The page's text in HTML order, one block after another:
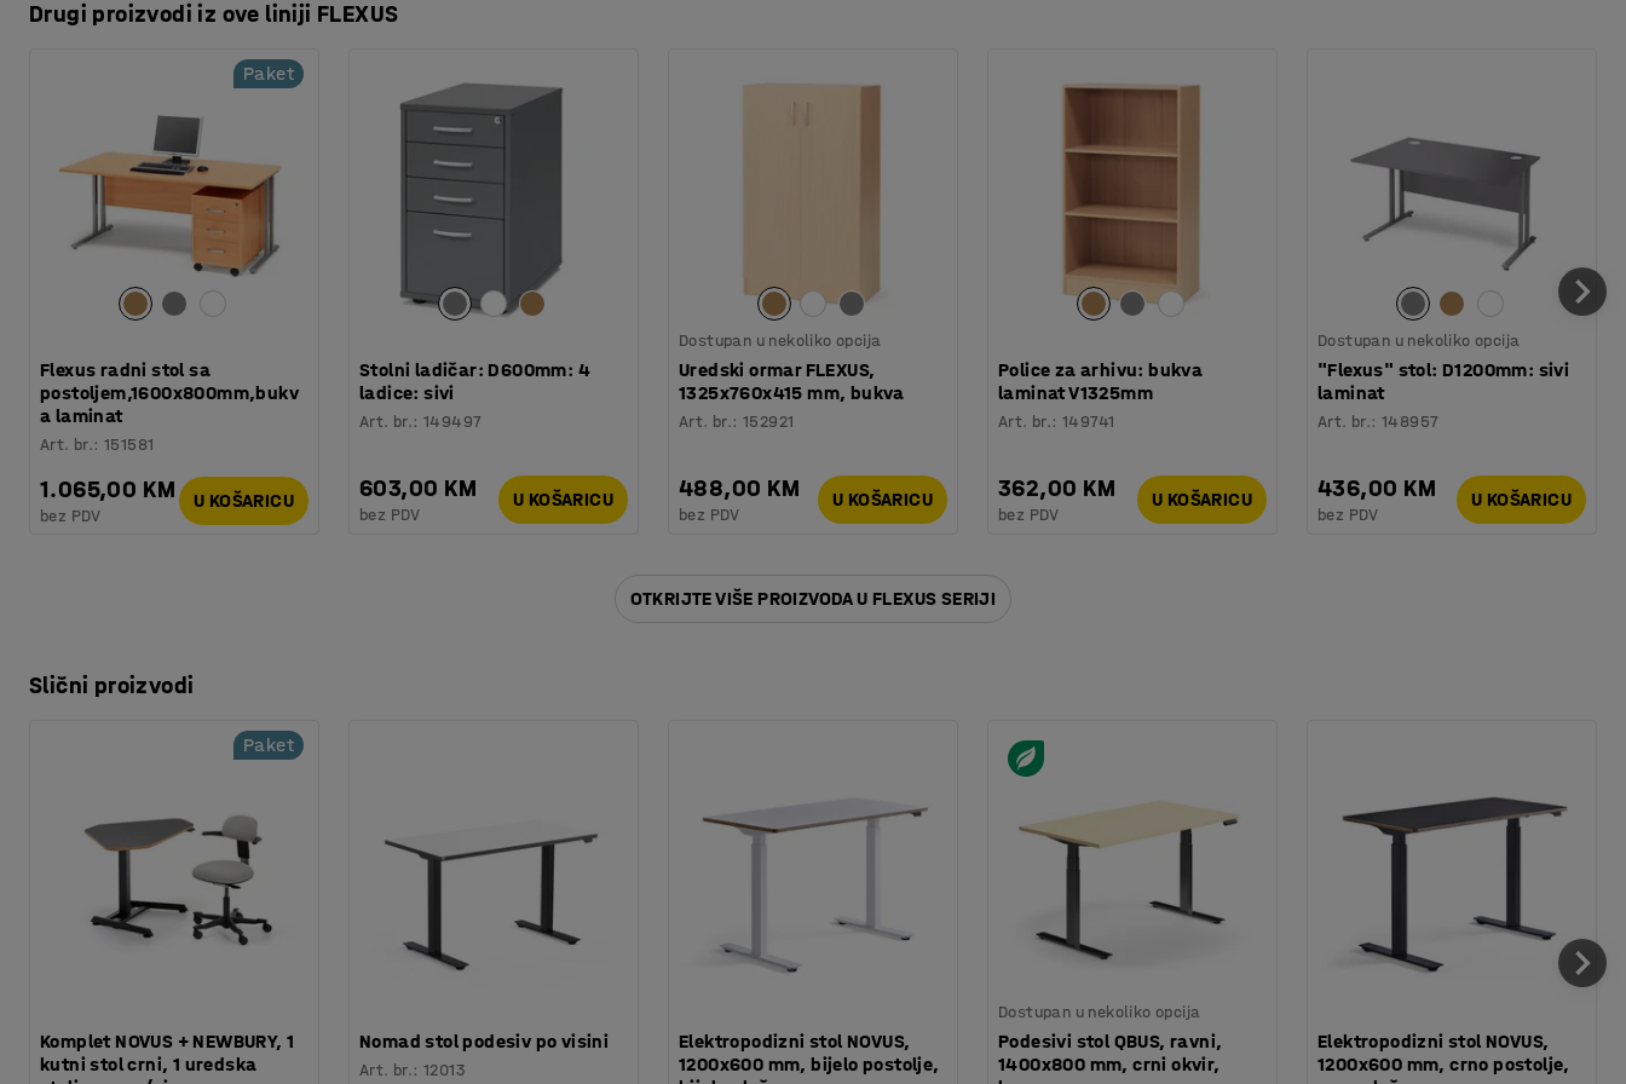
Drugi proizvodi iz ove liniji FLEXUS
Paket
Flexus radni stol sa
postoljem,1600x800mm,bukv
a laminat
Art. br.:151581
1.065,00 KM
bez PDV
U KOŠARICU
Stolni ladičar: D600mm: 4
ladice: sivi
Art. br.:149497
603,00 KM
bez PDV
U KOŠARICU
Dostupan u nekoliko opcija
Uredski ormar FLEXUS,
1325x760x415 mm, bukva
Art. br.:152921
488,00 KM
bez PDV
U KOŠARICU
Police za arhivu: bukva
laminat V1325mm
Art. br.:149741
362,00 KM
bez PDV
U KOŠARICU
Dostupan u nekoliko opcija
"Flexus" stol: D1200mm: sivi
laminat
Art. br.:148957
436,00 KM
bez PDV
U KOŠARICU
OTKRIJTE VIŠE PROIZVODA U FLEXUS SERIJI
Slični proizvodi
Paket
Komplet NOVUS + NEWBURY, 1
kutni stol crni, 1 uredska
Nomad stol podesiv po visini
Art. br.:12013
Elektropodizni stol NOVUS,
1200x600 mm, bijelo postolje,
Dostupan u nekoliko opcija
Podesivi stol QBUS, ravni,
1400x800 mm, crni okvir,
Elektropodizni stol NOVUS,
1200x600 mm, crno postolje,